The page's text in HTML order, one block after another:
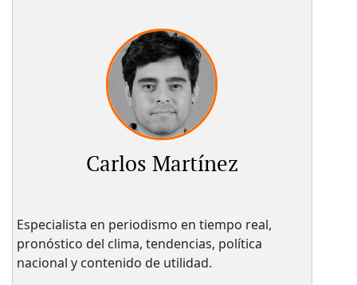
Carlos Martínez
Especialista en periodismo en tiempo real,
pronóstico del clima, tendencias, política
nacional y contenido de utilidad.